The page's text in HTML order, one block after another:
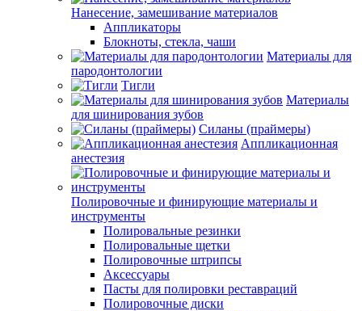
Нанесение, замешивание материалов
Аппликаторы
Блокноты, стекла, чаши
Материалы для
пародонтологии
Тигли
Материалы
для шинирования зубов
Силаны (праймеры)
Аппликационная
анестезия
Полировочные и финирующие материалы и
инструменты
Полировальные резинки
Полировальные щетки
Полировочные штрипсы
Аксессуары
Пасты для полировки реставраций
Полировочные диски